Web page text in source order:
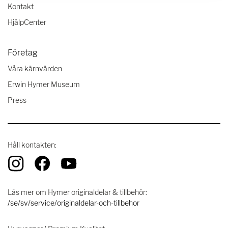
Kontakt
HjälpCenter
Företag
Våra kärnvärden
Erwin Hymer Museum
Press
Håll kontakten:
Läs mer om Hymer originaldelar & tillbehör:
/se/sv/service/originaldelar-och-tillbehor